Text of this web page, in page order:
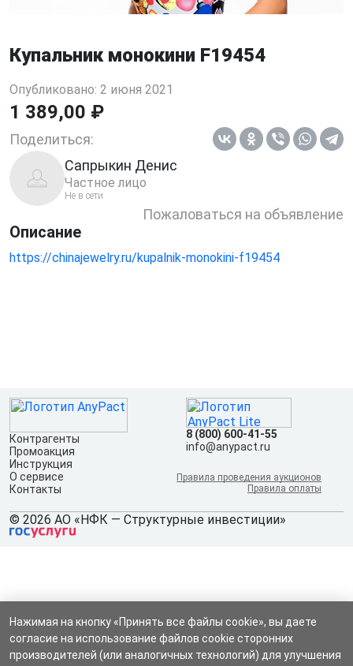
Купальник монокини F19454
Опубликовано: 2 июня 2021
1 389,00 ₽
Поделиться:
Сапрыкин Денис
Частное лицо
Не в сети
Пожаловаться на объявление
Описание
https://chinajewelry.ru/kupalnik-monokini-f19454
Контрагенты
Промоакция
Инструкция
О сервисе
Контакты
8 (800) 600-41-55
info@anypact.ru
Правила проведения аукционов
Правила оплаты
© 2026 АО «НФК — Структурные инвестиции»
Нажимая на кнопку «Принять все файлы cookie», вы даете
согласие на использование файлов cookie сторонних
производителей (или аналогичных технологий) для улучшения